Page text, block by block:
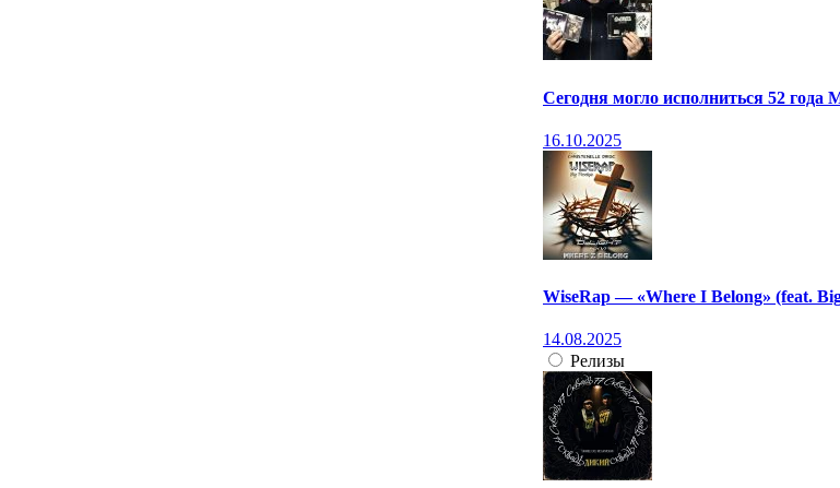
Сегодня могло исполниться 52 года
16.10.2025
WiseRap — «Where I Belong» (feat.
14.08.2025
Релизы